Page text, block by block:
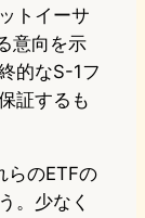
トイーサ
意向を示
的なS-1フ
証するも
らのETFの
。少なく